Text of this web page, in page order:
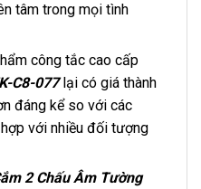
tâm trong mọi tình
công tắc cao cấp
C8-077lại có giá thành
đáng kể so với các
với nhiều đối tượng
2 Chấu Âm Tường